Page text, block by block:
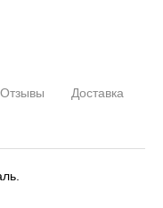
Отзывы Доставка